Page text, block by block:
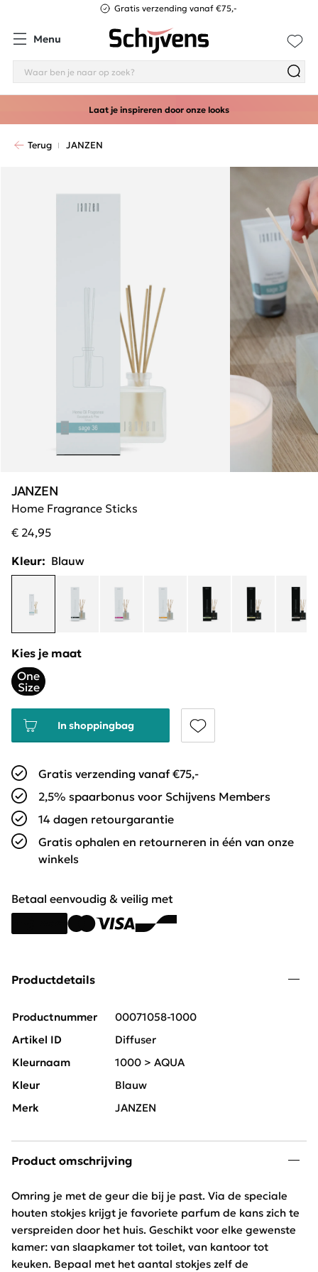
Gratis verzending vanaf €75,-
Menu
Laat je inspireren door onze looks
Terug JANZEN
Home Fragrance Sticks
JANZEN
€ 24,95
Kleur: Blauw
Kies je maat
One
Size
In shoppingbag
Gratis verzending vanaf €75,-
2,5% spaarbonus voor Schijvens Members
14 dagen retourgarantie
Gratis ophalen en retourneren in één van onze
winkels
Betaal eenvoudig & veilig met
Productdetails
Productnummer
00071058-1000
Artikel ID
Diffuser
Kleurnaam
1000 > AQUA
Kleur
Blauw
Merk
JANZEN
Product omschrijving
Omring je met de geur die bij je past. Via de speciale
houten stokjes krijgt je favoriete parfum de kans zich te
verspreiden door het huis. Geschikt voor elke gewenste
kamer: van slaapkamer tot toilet, van kantoor tot
keuken. Bepaal met het aantal stokjes zelf de